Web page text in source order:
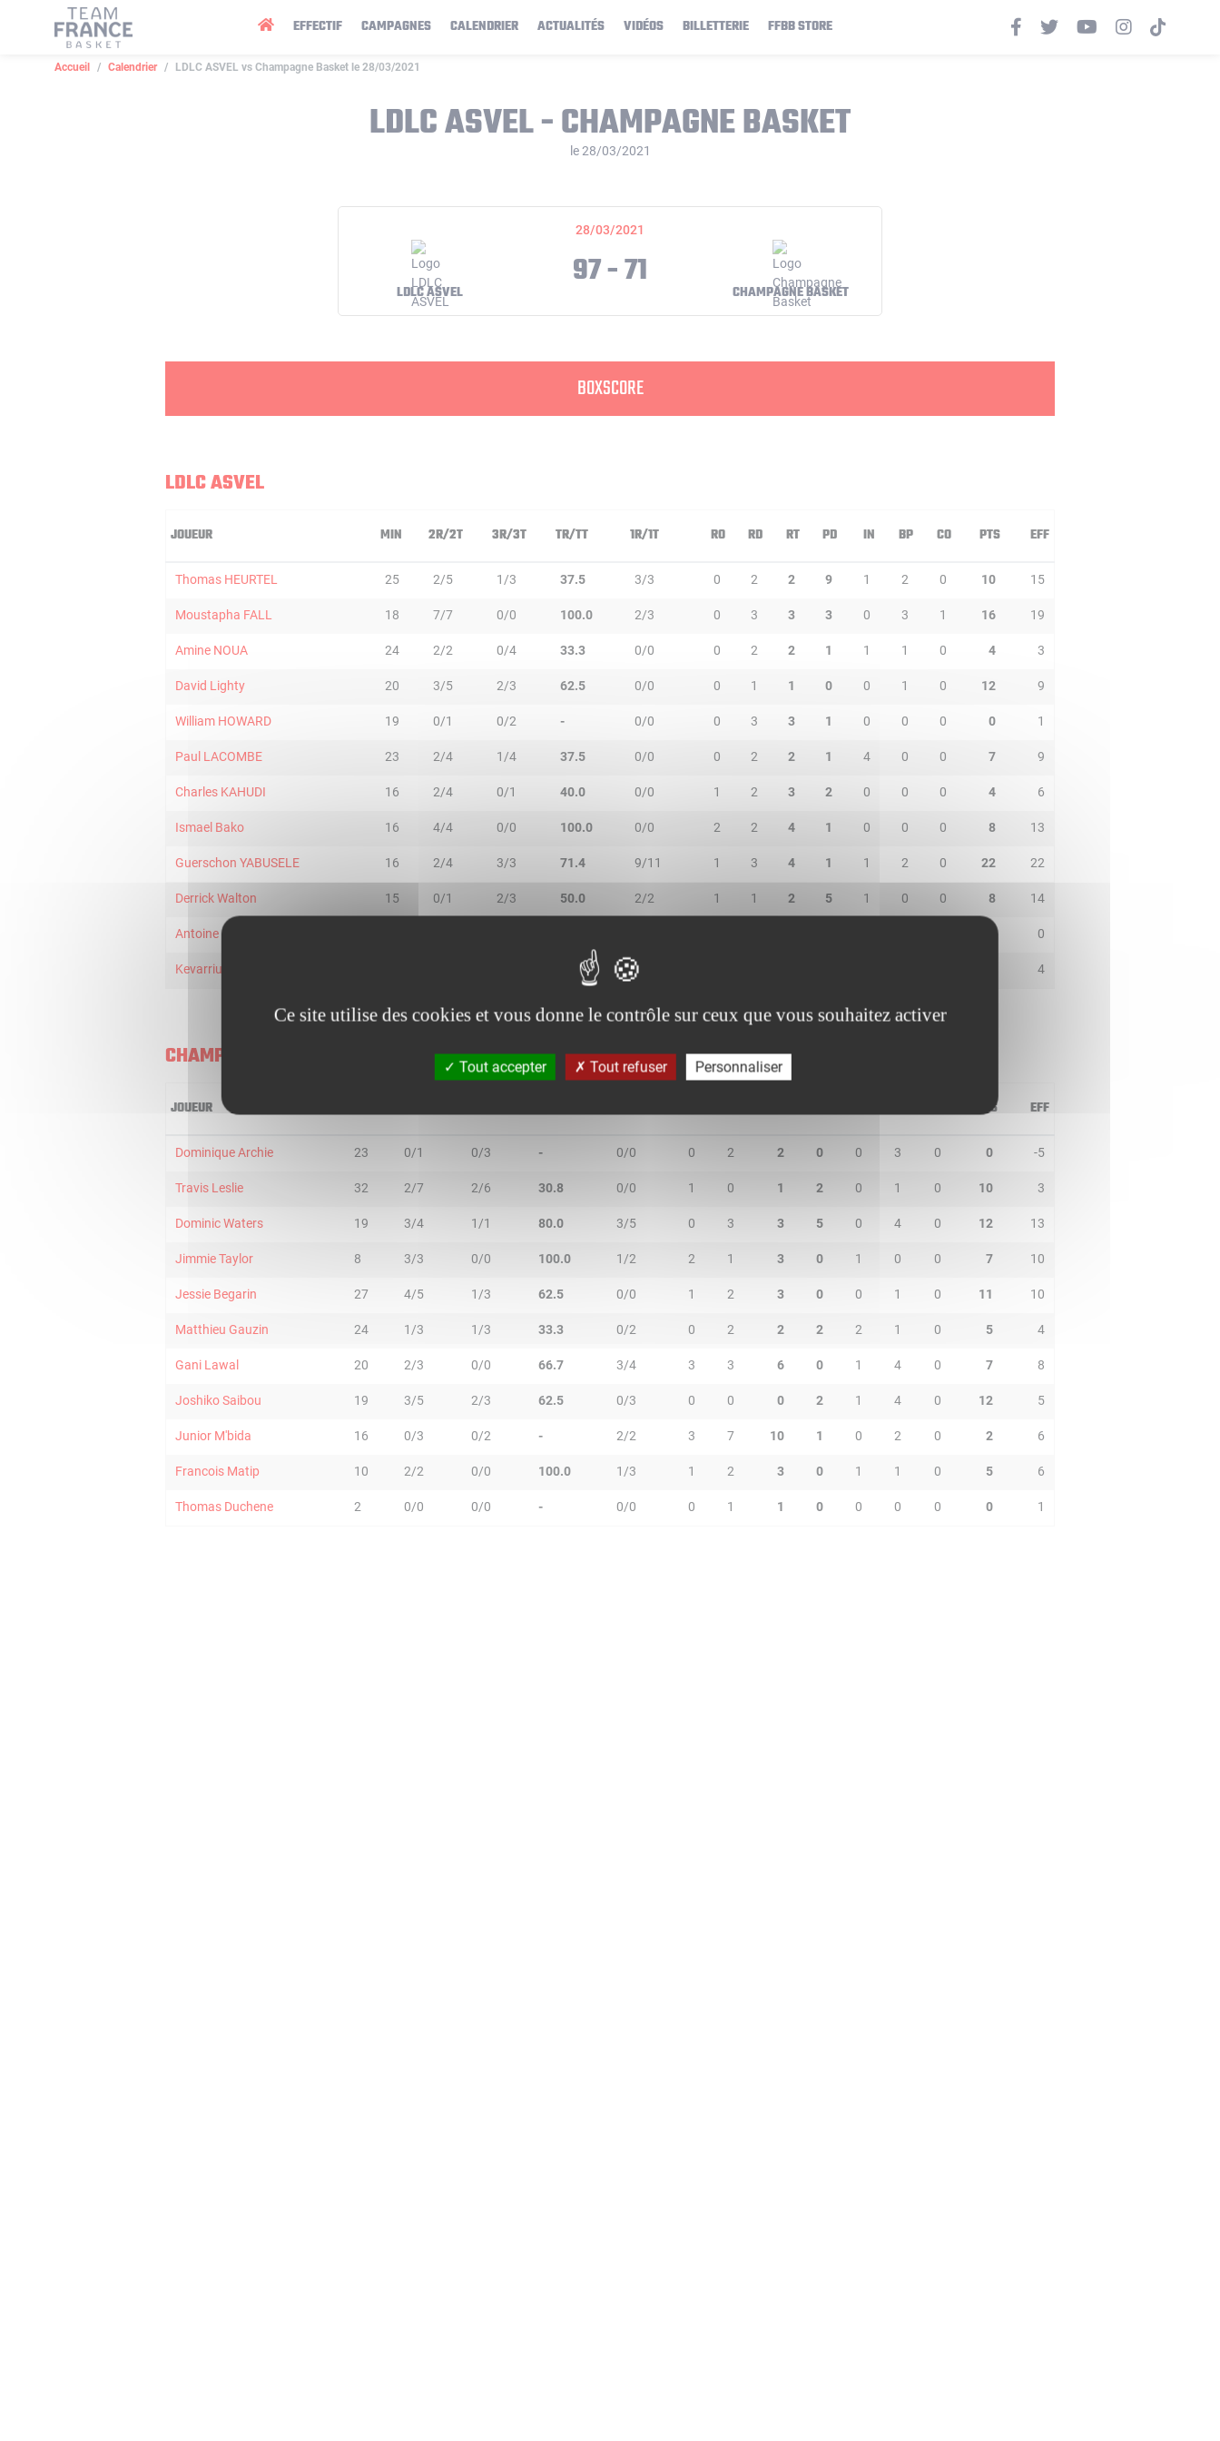
EFFECTIF CAMPAGNES CALENDRIER ACTUALITÉS VIDÉOS BILLETTERIE FFBB STORE
Accueil Calendrier LDLC ASVEL vs Champagne Basket le 28/03/2021
LDLC ASVEL - CHAMPAGNE BASKET
le 28/03/2021
28/03/2021
LDLC ASVEL 97 - 71 CHAMPAGNE BASKET
BOXSCORE
LDLC ASVEL
JOUEUR MIN 2R/2T 3R/3T TR/TT 1R/1T RO RD RT PD IN BP CO PTS EFF
Thomas HEURTEL 25 2/5 1/3 37.5 3/3 0 2 2 9 1 2 0 10 15
Moustapha FALL 18 7/7 0/0 100.0 2/3 0 3 3 3 0 3 1 16 19
Amine NOUA 24 2/2 0/4 33.3 0/0 0 2 2 1 1 1 0 4 3
David Lighty 20 3/5 2/3 62.5 0/0 0 1 1 0 0 1 0 12 9
William HOWARD 19 0/1 0/2 - 0/0 0 3 3 1 0 0 0 0 1
Paul LACOMBE 23 2/4 1/4 37.5 0/0 0 2 2 1 4 0 0 7 9
Charles KAHUDI 16 2/4 0/1 40.0 0/0 1 2 3 2 0 0 0 4 6
Ismael Bako 16 4/4 0/0 100.0 0/0 2 2 4 1 0 0 0 8 13
Guerschon YABUSELE 16 2/4 3/3 71.4 9/11 1 3 4 1 1 2 0 22 22
Derrick Walton 15 0/1 2/3 50.0 2/2 1 1 2 5 1 0 0 8 14
Antoine DIOT 0
Kevarrius Hayes 100.0 2/2 4
CHAMPAGNE BASKET
JOUEUR PTS EFF
Dominique Archie 23 0/1 0/3 - 0/0 0 2 2 0 0 3 0 0 -5
Travis Leslie 32 2/7 2/6 30.8 0/0 1 0 1 2 0 1 0 10 3
Dominic Waters 19 3/4 1/1 80.0 3/5 0 3 3 5 0 4 0 12 13
Jimmie Taylor 8 3/3 0/0 100.0 1/2 2 1 3 0 1 0 0 7 10
Jessie Begarin 27 4/5 1/3 62.5 0/0 1 2 3 0 0 1 0 11 10
Matthieu Gauzin 24 1/3 1/3 33.3 0/2 0 2 2 2 2 1 0 5 4
Gani Lawal 20 2/3 0/0 66.7 3/4 3 3 6 0 1 4 0 7 8
Joshiko Saibou 19 3/5 2/3 62.5 0/3 0 0 0 2 1 4 0 12 5
Junior M'bida 16 0/3 0/2 - 2/2 3 7 10 1 0 2 0 2 6
Francois Matip 10 2/2 0/0 100.0 1/3 1 2 3 0 1 1 0 5 6
Thomas Duchene 2 0/0 0/0 - 0/0 0 1 1 0 0 0 0 0 1
Panneau de gestion des cookies
Ce site utilise des cookies et vous donne le contrôle sur ceux que vous souhaitez activer
Tout accepter Tout refuser Personnaliser